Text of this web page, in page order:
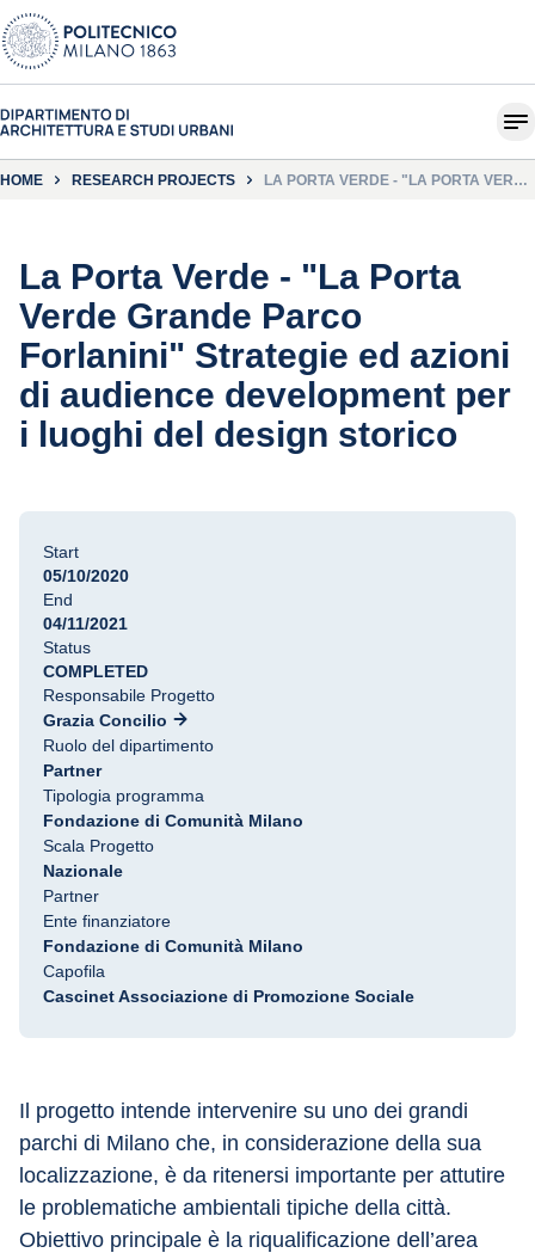
HOME RESEARCH PROJECTS
LA PORTA VERDE - "LA PORTA VERDE
La Porta Verde - "La Porta
Verde Grande Parco
Forlanini" Strategie ed azioni
di audience development per
i luoghi del design storico
Start
05/10/2020
End
04/11/2021
Status
COMPLETED
Responsabile Progetto
Grazia Concilio
Ruolo del dipartimento
Partner
Tipologia programma
Fondazione di Comunità Milano
Scala Progetto
Nazionale
Partner
Ente finanziatore
Fondazione di Comunità Milano
Capofila
Cascinet Associazione di Promozione Sociale
Il progetto intende intervenire su uno dei grandi
parchi di Milano che, in considerazione della sua
localizzazione, è da ritenersi importante per attutire
le problematiche ambientali tipiche della città.
Obiettivo principale è la riqualificazione dell’area